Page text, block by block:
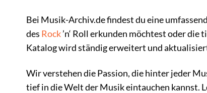
Bei Musik-Archiv.de findest du eine
des Rock’n‘ Roll erkunden möchtest oder
Katalog wird ständig erweitert und
Wir verstehen die Passion, die hinter jeder
tief in die Welt der Musik eintauchen kannst.